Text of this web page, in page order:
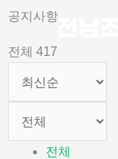
콘
츠
뛰
공지사항
전체 417
전체